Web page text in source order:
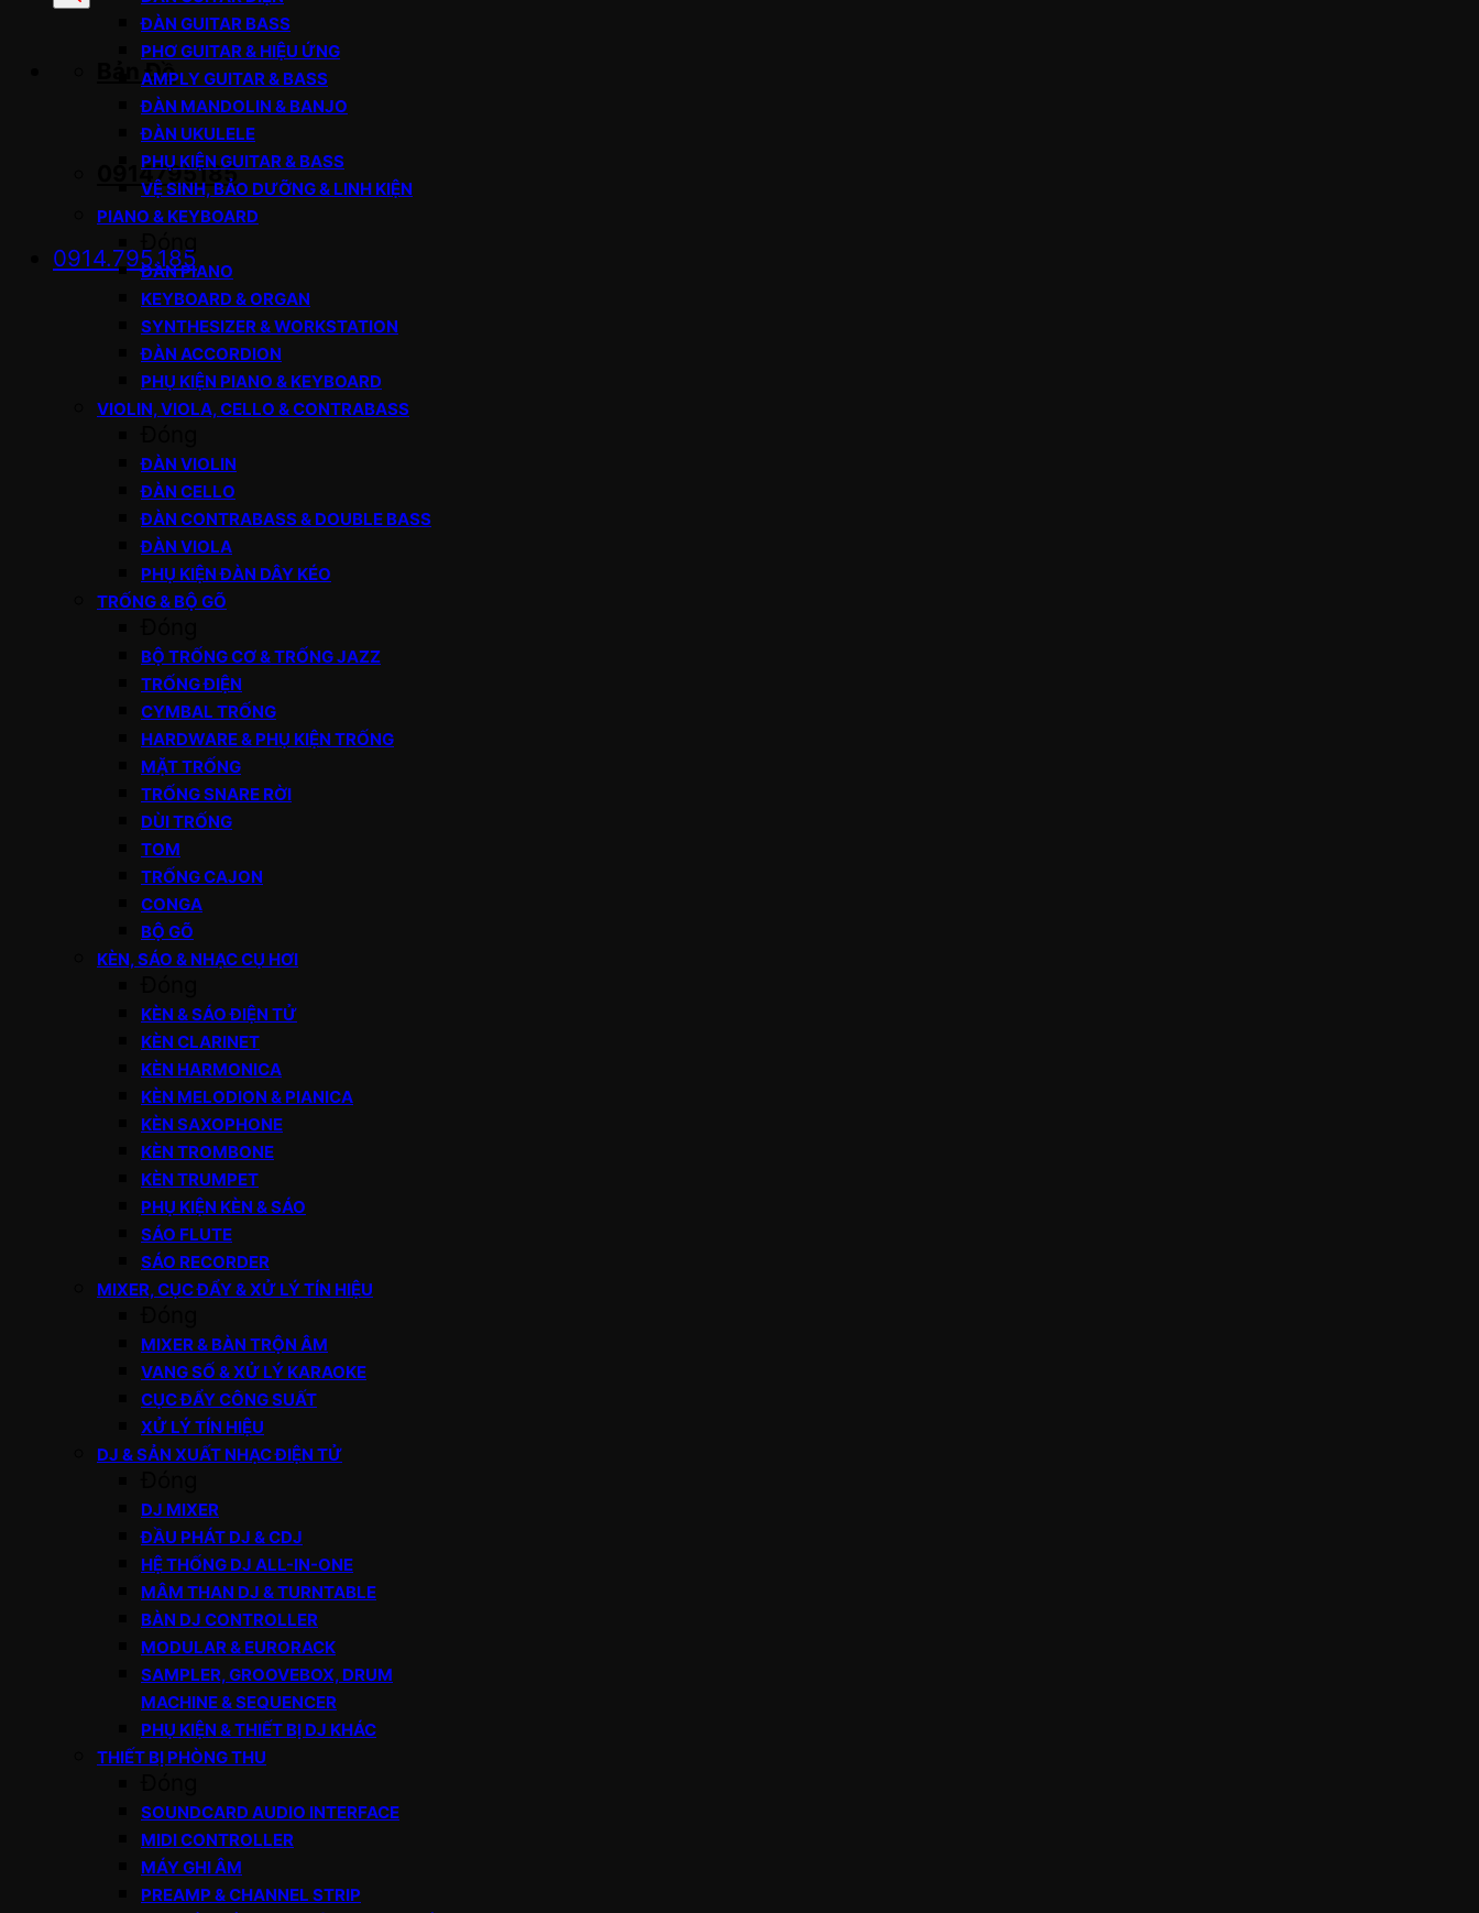
Bản Đồ
0914795185
0914.795.185
ĐÀN GUITAR BASS
PHƠ GUITAR & HIỆU ỨNG
AMPLY GUITAR & BASS
ĐÀN MANDOLIN & BANJO
ĐÀN UKULELE
PHỤ KIỆN GUITAR & BASS
VỆ SINH, BẢO DƯỠNG & LINH KIỆN
PIANO & KEYBOARD
ĐÀN PIANO
KEYBOARD & ORGAN
SYNTHESIZER & WORKSTATION
ĐÀN ACCORDION
PHỤ KIỆN PIANO & KEYBOARD
VIOLIN, VIOLA, CELLO & CONTRABASS
ĐÀN VIOLIN
ĐÀN CELLO
ĐÀN CONTRABASS & DOUBLE BASS
ĐÀN VIOLA
PHỤ KIỆN ĐÀN DÂY KÉO
TRỐNG & BỘ GÕ
BỘ TRỐNG CƠ & TRỐNG JAZZ
TRỐNG ĐIỆN
CYMBAL TRỐNG
HARDWARE & PHỤ KIỆN TRỐNG
MẶT TRỐNG
TRỐNG SNARE RỜI
DÙI TRỐNG
TOM
TRỐNG CAJON
CONGA
BỘ GÕ
KÈN, SÁO & NHẠC CỤ HƠI
KÈN & SÁO ĐIỆN TỬ
KÈN CLARINET
KÈN HARMONICA
KÈN MELODION & PIANICA
KÈN SAXOPHONE
KÈN TROMBONE
KÈN TRUMPET
PHỤ KIỆN KÈN & SÁO
SÁO FLUTE
SÁO RECORDER
MIXER, CỤC ĐẨY & XỬ LÝ TÍN HIỆU
MIXER & BÀN TRỘN ÂM
VANG SỐ & XỬ LÝ KARAOKE
CỤC ĐẨY CÔNG SUẤT
XỬ LÝ TÍN HIỆU
DJ & SẢN XUẤT NHẠC ĐIỆN TỬ
DJ MIXER
ĐẦU PHÁT DJ & CDJ
HỆ THỐNG DJ ALL-IN-ONE
MÂM THAN DJ & TURNTABLE
BÀN DJ CONTROLLER
MODULAR & EURORACK
SAMPLER, GROOVEBOX, DRUM
MACHINE & SEQUENCER
PHỤ KIỆN & THIẾT BỊ DJ KHÁC
THIẾT BỊ PHÒNG THU
SOUNDCARD AUDIO INTERFACE
MIDI CONTROLLER
MÁY GHI ÂM
PREAMP & CHANNEL STRIP